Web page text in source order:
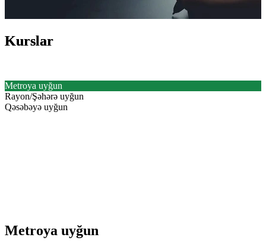
Kurslar
Kurslar
Metroya uyğun
Rayon/Şəhərə uyğun
Qəsəbəyə uyğun
Metroya uyğun